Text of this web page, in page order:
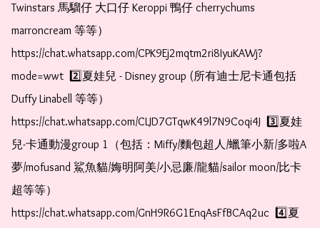
Twinstars 馬騮仔 大口仔 Keroppi 鴨仔 cherrychums
marroncream 等等）
https://chat.whatsapp.com/CPK9Ej2mqtm2ri8IyuKAWj?
mode=wwt  2️⃣夏娃兒 - Disney group (所有迪士尼卡通包括
Duffy Linabell 等等）
https://chat.whatsapp.com/CLJD7GTqwK49l7N9Coqi4J  3️⃣夏娃
兒-卡通動漫group 1（包括：Miffy/麵包超人/蠟筆小新/多啦A
夢/mofusand 鯊魚貓/娒明阿美/小忌廉/龍貓/sailor moon/比卡
超等等）
https://chat.whatsapp.com/GnH9R6G1EnqAsFfBCAq2uc  4️⃣夏